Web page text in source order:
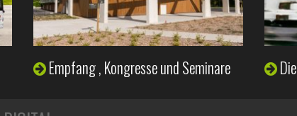
Empfang,Kongresse und Seminare